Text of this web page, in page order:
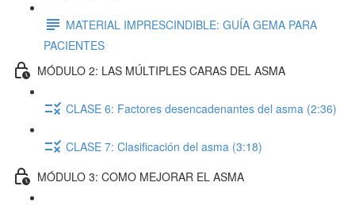
MATERIAL IMPRESCINDIBLE: GUÍA GEMA PARA
PACIENTES
MÓDULO 2: LAS MÚLTIPLES CARAS DEL ASMA
CLASE 6: Factores desencadenantes del asma (2:36)
CLASE 7: Clasificación del asma (3:18)
MÓDULO 3: COMO MEJORAR EL ASMA